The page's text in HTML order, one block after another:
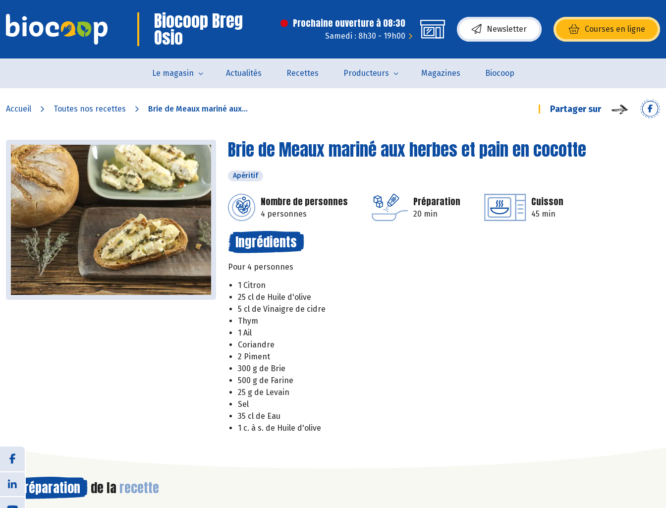
Biocoop Breg
Osio
Prochaine ouverture à 08:30
Samedi : 8h30 - 19h00
Newsletter Courses en ligne
(s’ouvre dans une nouvelle fenêtre)
Le magasin Actualités Recettes Producteurs Magazines Biocoop
Accueil Toutes nos recettes Brie de Meaux mariné aux... Partager sur
Brie de Meaux mariné aux herbes et pain en cocotte
Apéritif
Nombre de personnes
4 personnes
Préparation
20 min
Cuisson
45 min
Ingrédients
Pour 4 personnes
1 Citron
25 cl de Huile d'olive
5 cl de Vinaigre de cidre
Thym
1 Ail
Coriandre
2 Piment
300 g de Brie
500 g de Farine
25 g de Levain
Sel
35 cl de Eau
1 c. à s. de Huile d'olive
Préparation de la recette